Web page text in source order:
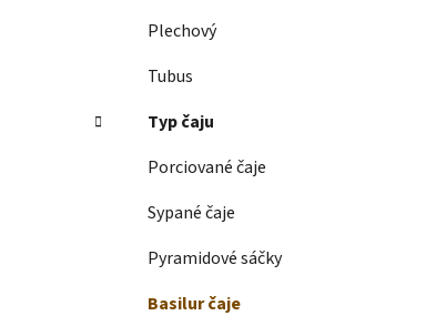
Plechový
Tubus
Typ čaju
Porciované čaje
Sypané čaje
Pyramidové sáčky
Basilur čaje